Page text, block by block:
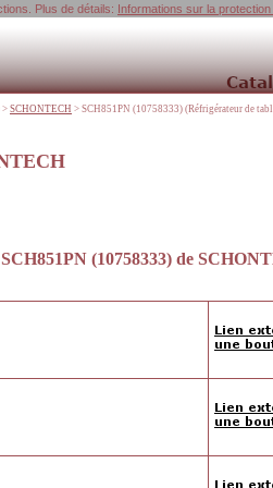
Plus de détails: Informations sur la
SCH851PN (10758333) de
> SCHONTECH > SCH851PN (10758333) (Réfrigérateur de